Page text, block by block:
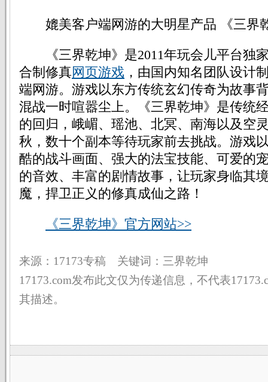
媲美客户端网游的大明星产品 《三界
《三界乾坤》是2011年玩会儿平台独
合制修真网页游戏 ，由国内知名团队设计
端网游。游戏以东方传统玄幻传奇为故事
混战一时喧嚣尘上。《三界乾坤》是传统
的回归，峨嵋、瑶池、北冥、南海以及空
秋，数十个副本等待玩家前去挑战。游戏
酷的战斗画面、强大的法宝技能、可爱的
的音效、丰富的剧情故事，让玩家身临其
魔，捍卫正义的修真成仙之路！
《三界乾坤》官方网站>>
来源：17173专稿 关键词：三界乾坤
17173.com发布此文仅为传递信息，不代表
其描述。